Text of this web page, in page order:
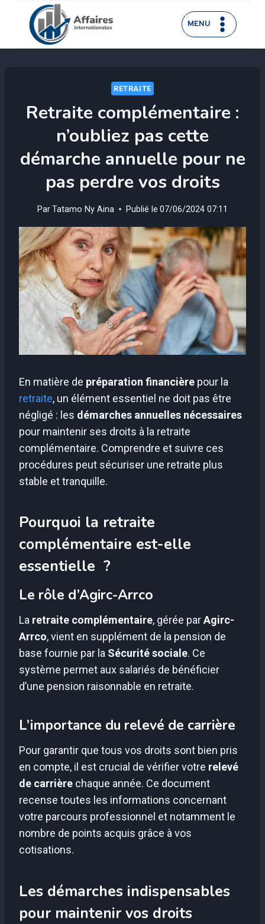
contenu
MENU
RETRAITE
Retraite complémentaire :
n’oubliez pas cette
démarche annuelle pour ne
pas perdre vos droits
ParTatamo Ny Aina Publié le 07/06/2024 07:11
En matière de préparation financière pour la
retraite, un élément essentiel ne doit pas être
négligé : les démarches annuelles nécessaires
pour maintenir ses droits à la retraite
complémentaire. Comprendre et suivre ces
procédures peut sécuriser une retraite plus
stable et tranquille.
Pourquoi la retraite
complémentaire est-elle
essentielle ?
Le rôle d’Agirc-Arrco
La retraite complémentaire, gérée parAgirc-
Arrco, vient en supplément de la pension de
base fournie par la Sécurité sociale. Ce
système permet aux salariés de bénéficier
d’une pension raisonnable en retraite.
L’importance du relevé de carrière
Pour garantir que tous vos droits sont bien pris
en compte, il est crucial de vérifier votre relevé
de carrière chaque année. Ce document
recense toutes les informations concernant
votre parcours professionnel et notamment le
nombre de points acquis grâce à vos
cotisations.
Les démarches indispensables
pour maintenir vos droits